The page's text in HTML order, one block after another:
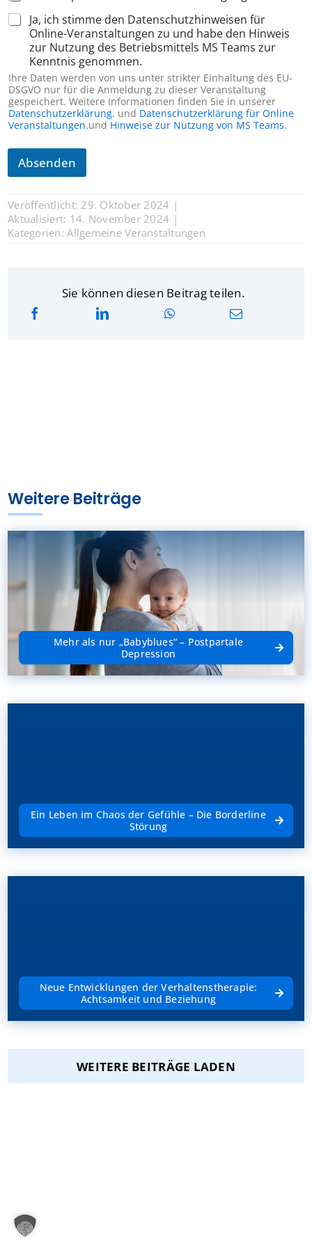
u
o
t
o
s
Ja, ich stimme den Datenschutzhinweisen für
Online-Veranstaltungen zu und habe den Hinweis
zur Nutzung des Betriebsmittels MS Teams zur
Kenntnis genommen.
Ihre Daten werden von uns unter strikter Einhaltung des EU-
DSGVO nur für die Anmeldung zu dieser Veranstaltung
gespeichert. Weitere Informationen finden Sie in unserer
Datenschutzerklärung. und Datenschutzerklärung für Online
Veranstaltungen.und Hinweise zur Nutzung von MS Teams.
Absenden
Veröffentlicht: 29. Oktober 2024 |
Aktualisiert: 14. November 2024 |
Kategorien:Allgemeine Veranstaltungen
Sie können diesen Beitrag teilen.
Weitere Beiträge
Mehr als nur „Babyblues“ – Postpartale
Depression
Ein Leben im Chaos der Gefühle – Die Borderline
Störung
Neue Entwicklungen der Verhaltenstherapie:
Achtsamkeit und Beziehung
WEITERE BEITRÄGE LADEN